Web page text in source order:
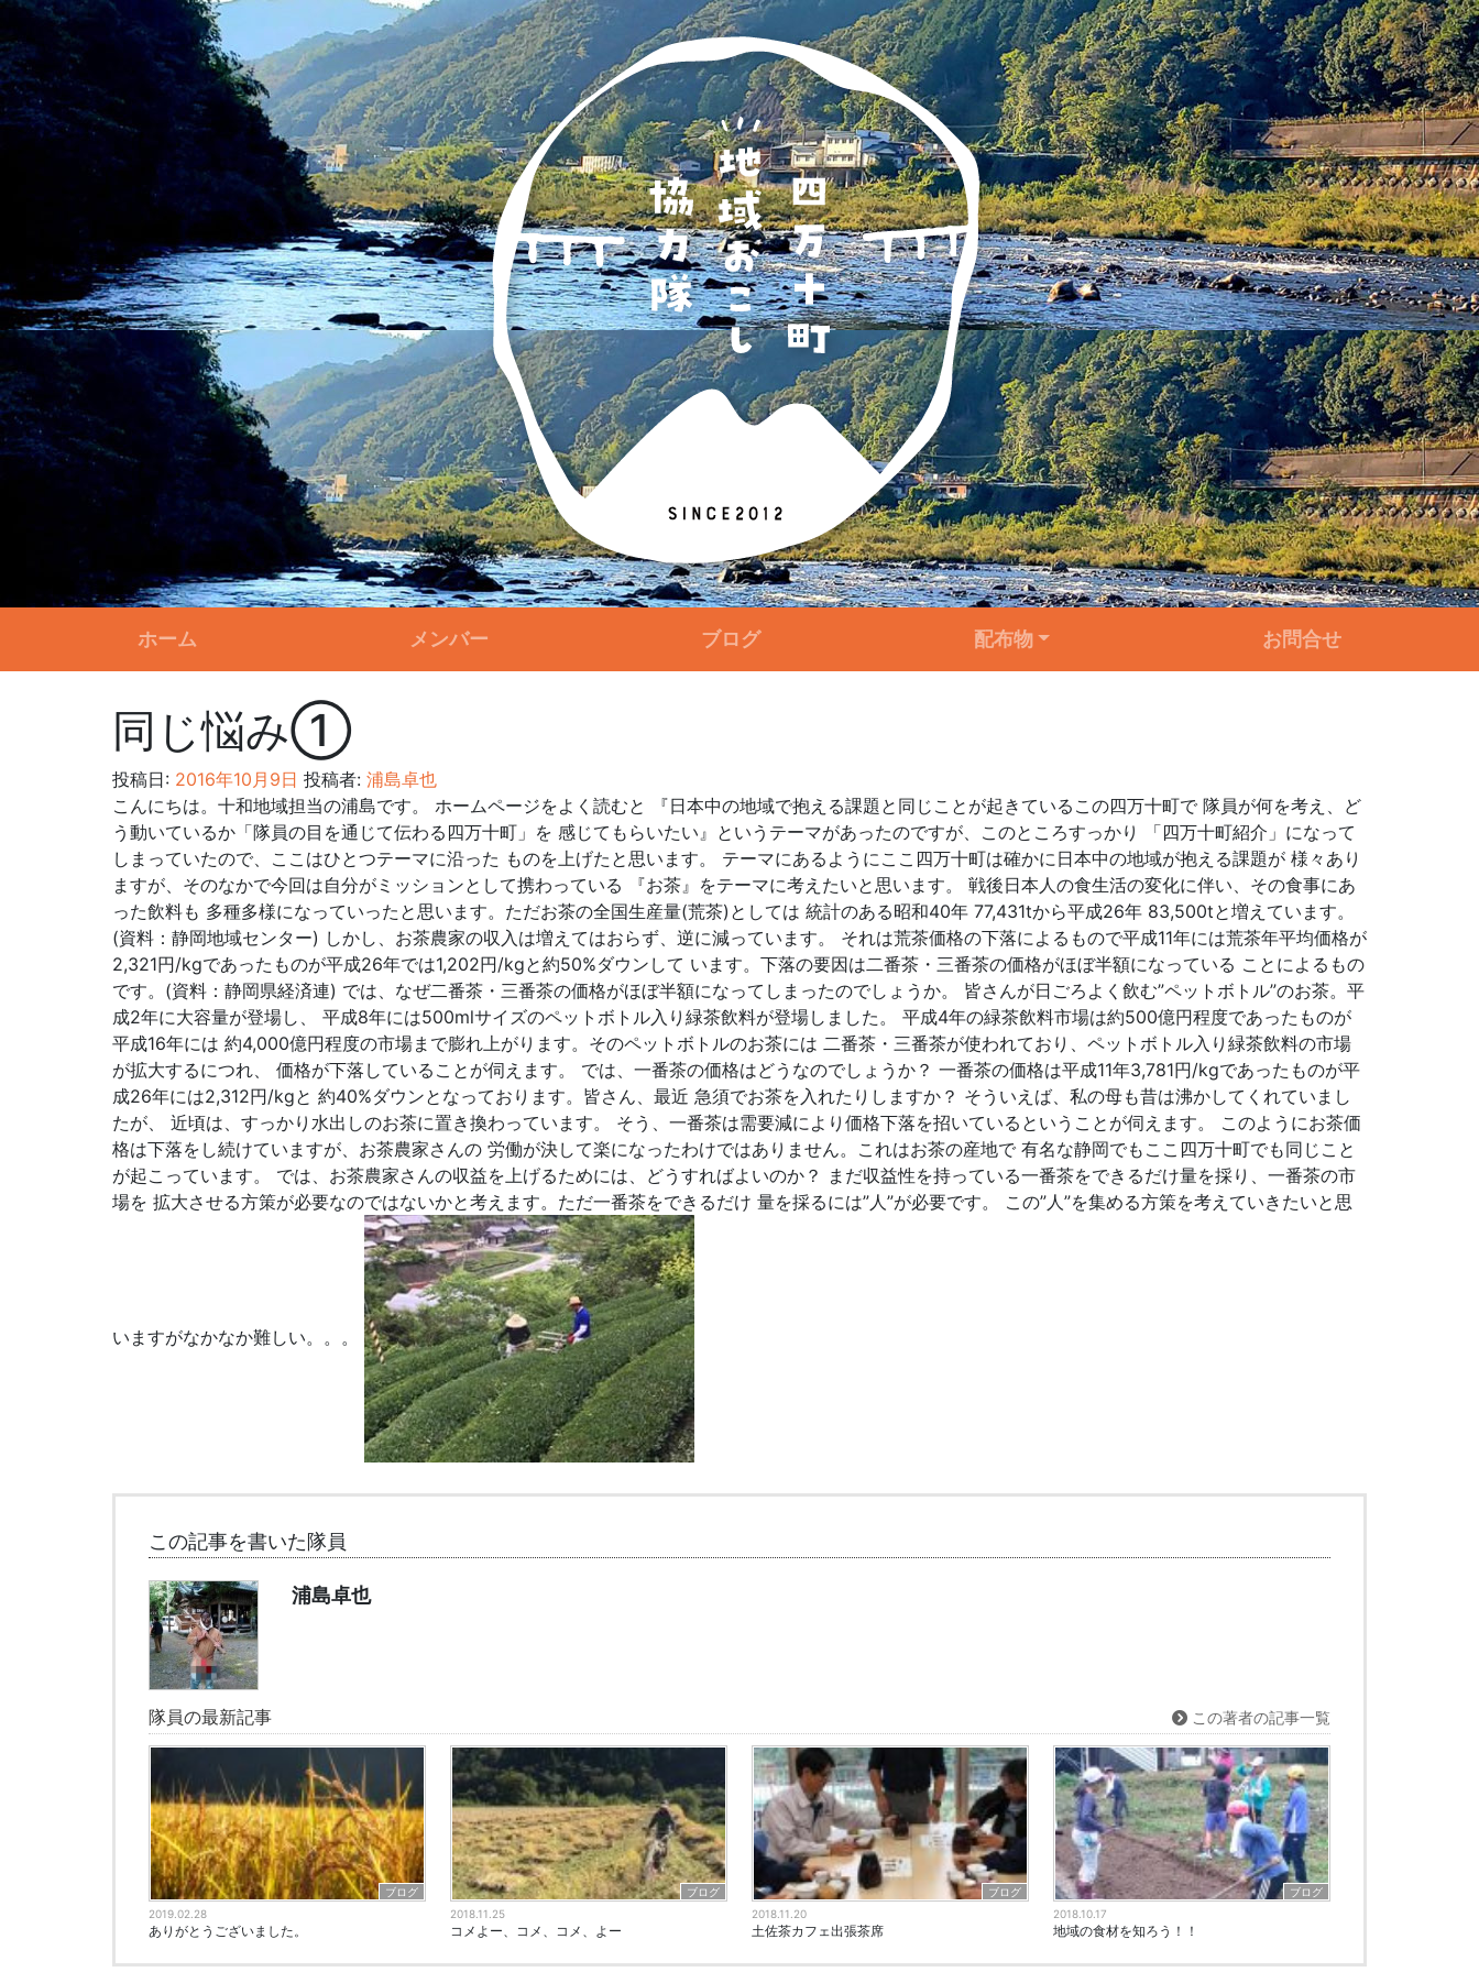
ホーム メンバー ブログ 配布物 お問合せ
同じ悩み①
投稿日: 2016年10月9日 投稿者: 浦島卓也
こんにちは。十和地域担当の浦島です。 ホームページをよく読むと 『日本中の地域で抱える課題と同じことが起きているこの四万十町で 隊員が何を考え、ど
う動いているか「隊員の目を通じて伝わる四万十町」を 感じてもらいたい』というテーマがあったのですが、このところすっかり 「四万十町紹介」になって
しまっていたので、ここはひとつテーマに沿った ものを上げたと思います。 テーマにあるようにここ四万十町は確かに日本中の地域が抱える課題が 様々あり
ますが、そのなかで今回は自分がミッションとして携わっている 『お茶』をテーマに考えたいと思います。 戦後日本人の食生活の変化に伴い、その食事にあ
った飲料も 多種多様になっていったと思います。ただお茶の全国生産量(荒茶)としては 統計のある昭和40年 77,431tから平成26年 83,500tと増えています。
(資料：静岡地域センター) しかし、お茶農家の収入は増えてはおらず、逆に減っています。 それは荒茶価格の下落によるもので平成11年には荒茶年平均価格が
2,321円/kgであったものが平成26年では1,202円/kgと約50%ダウンして います。下落の要因は二番茶・三番茶の価格がほぼ半額になっている ことによるもの
です。(資料：静岡県経済連) では、なぜ二番茶・三番茶の価格がほぼ半額になってしまったのでしょうか。 皆さんが日ごろよく飲む”ペットボトル”のお茶。平
成2年に大容量が登場し、 平成8年には500mlサイズのペットボトル入り緑茶飲料が登場しました。 平成4年の緑茶飲料市場は約500億円程度であったものが
平成16年には 約4,000億円程度の市場まで膨れ上がります。そのペットボトルのお茶には 二番茶・三番茶が使われており、ペットボトル入り緑茶飲料の市場
が拡大するにつれ、 価格が下落していることが伺えます。 では、一番茶の価格はどうなのでしょうか？ 一番茶の価格は平成11年3,781円/kgであったものが平
成26年には2,312円/kgと 約40%ダウンとなっております。皆さん、最近 急須でお茶を入れたりしますか？ そういえば、私の母も昔は沸かしてくれていまし
たが、 近頃は、すっかり水出しのお茶に置き換わっています。 そう、一番茶は需要減により価格下落を招いているということが伺えます。 このようにお茶価
格は下落をし続けていますが、お茶農家さんの 労働が決して楽になったわけではありません。これはお茶の産地で 有名な静岡でもここ四万十町でも同じこと
が起こっています。 では、お茶農家さんの収益を上げるためには、どうすればよいのか？ まだ収益性を持っている一番茶をできるだけ量を採り、一番茶の市
場を 拡大させる方策が必要なのではないかと考えます。ただ一番茶をできるだけ 量を採るには”人”が必要です。 この”人”を集める方策を考えていきたいと思
いますがなかなか難しい。。。
この記事を書いた隊員
浦島卓也
隊員の最新記事 この著者の記事一覧
ブログ
2019.02.28
ありがとうございました。
ブログ
2018.11.25
コメよー、コメ、コメ、よー
ブログ
2018.11.20
土佐茶カフェ出張茶席
ブログ
2018.10.17
地域の食材を知ろう！！